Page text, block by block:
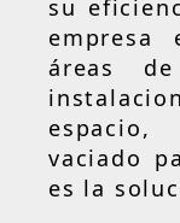
su
empresa
áreas
vaciado
es la